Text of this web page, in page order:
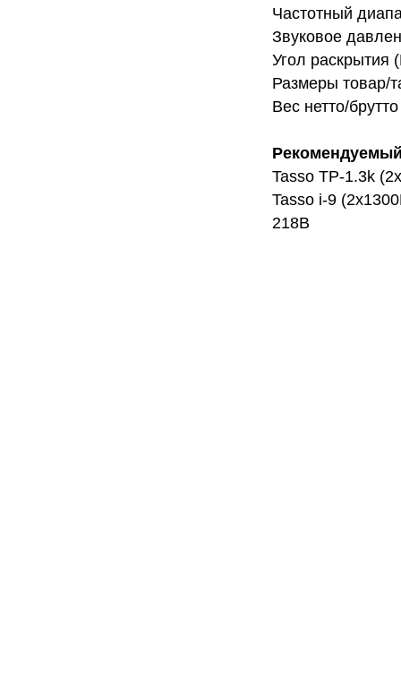
Частотный
Звуковое
Угол раскрытия
Размеры товар/
Вес нетто/
Tasso TP-1.3k
Tasso i-9
218B